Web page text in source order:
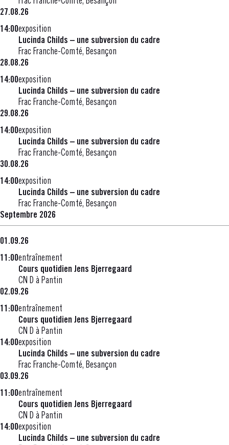
27.08.26
14:00exposition
Lucinda Childs – une subversion du cadre
Frac Franche-Comté, Besançon
28.08.26
14:00exposition
Lucinda Childs – une subversion du cadre
Frac Franche-Comté, Besançon
29.08.26
14:00exposition
Lucinda Childs – une subversion du cadre
Frac Franche-Comté, Besançon
30.08.26
14:00exposition
Lucinda Childs – une subversion du cadre
Frac Franche-Comté, Besançon
Septembre 2026
01.09.26
11:00entraînement
Cours quotidien Jens Bjerregaard
CN D à Pantin
02.09.26
11:00entraînement
Cours quotidien Jens Bjerregaard
CN D à Pantin
14:00exposition
Lucinda Childs – une subversion du cadre
Frac Franche-Comté, Besançon
03.09.26
11:00entraînement
Cours quotidien Jens Bjerregaard
CN D à Pantin
14:00exposition
Lucinda Childs – une subversion du cadre